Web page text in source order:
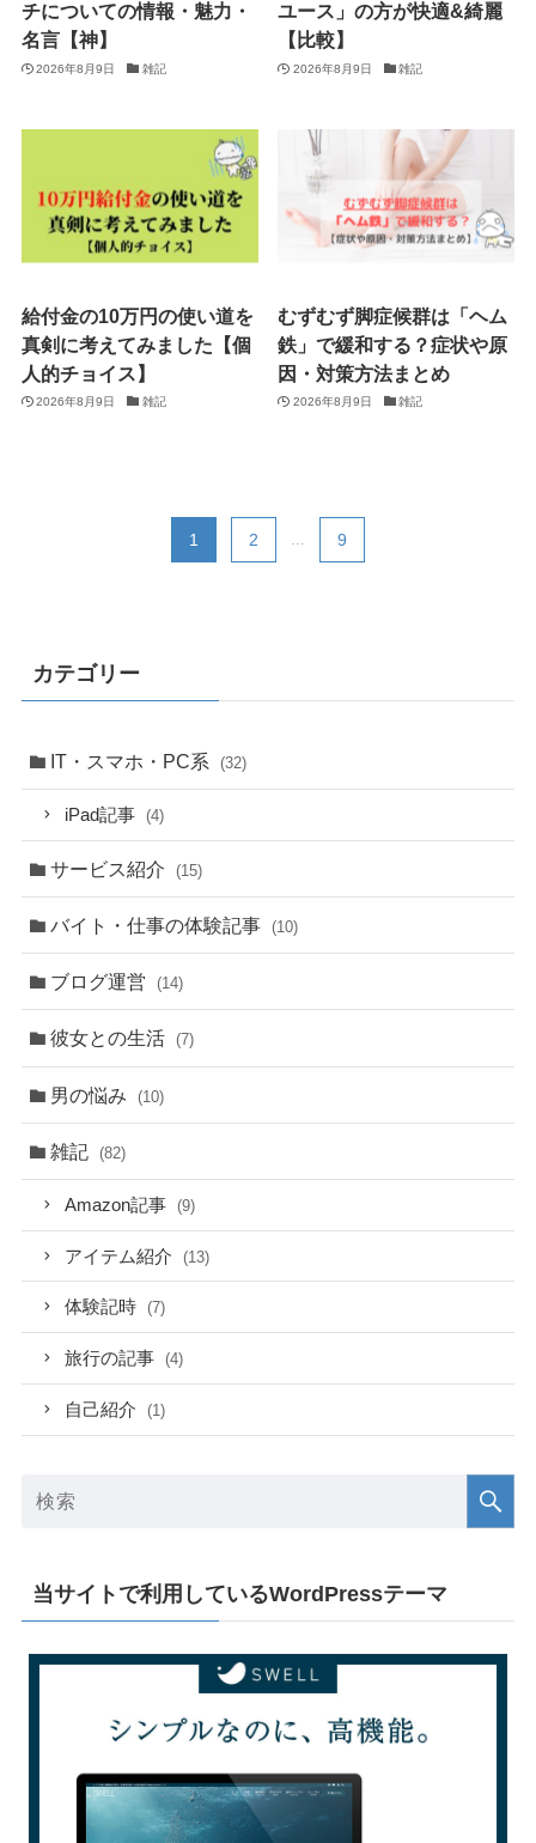
チについての情報・魅力・
名言【神】
2026年8月9日 雑記
ユース」の方が快適&綺麗
【比較】
2026年8月9日 雑記
給付金の10万円の使い道を
真剣に考えてみました【個
人的チョイス】
2026年8月9日 雑記
むずむず脚症候群は「ヘム
鉄」で緩和する？症状や原
因・対策方法まとめ
2026年8月9日 雑記
1 2 9
カテゴリー
IT・スマホ・PC系 (32)
iPad記事 (4)
サービス紹介 (15)
バイト・仕事の体験記事 (10)
ブログ運営 (14)
彼女との生活 (7)
男の悩み (10)
雑記 (82)
Amazon記事 (9)
アイテム紹介 (13)
体験記時 (7)
旅行の記事 (4)
自己紹介 (1)
当サイトで利用しているWordPressテーマ